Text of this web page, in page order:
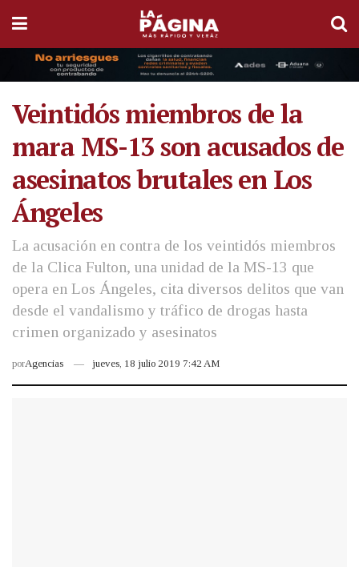
Veintidós miembros de la
mara MS-13 son acusados de
asesinatos brutales en Los
Ángeles
La acusación en contra de los veintidós miembros
de la Clica Fulton, una unidad de la MS-13 que
opera en Los Ángeles, cita diversos delitos que van
desde el vandalismo y tráfico de drogas hasta
crimen organizado y asesinatos
porAgencias jueves, 18 julio 2019 7:42 AM